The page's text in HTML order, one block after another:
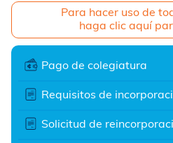
Para hacer uso de
haga clic aquí
Pago de colegiatura
Requisitos de
Solicitud de